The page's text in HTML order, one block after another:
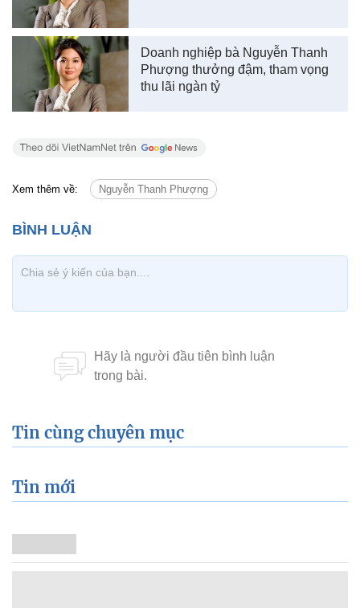
Doanh nghiệp bà Nguyễn Thanh
Phượng thưởng đậm, tham vọng
thu lãi ngàn tỷ
Xem thêm về: Nguyễn Thanh Phượng
Tin cùng chuyên mục
Tin mới